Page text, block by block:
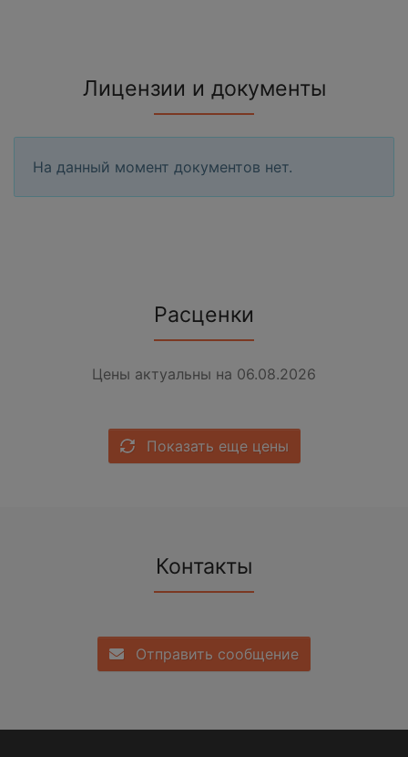
Лицензии и документы
На данный момент документов нет.
Расценки
Цены актуальны на 06.08.2026
Показать еще цены
Контакты
Отправить сообщение